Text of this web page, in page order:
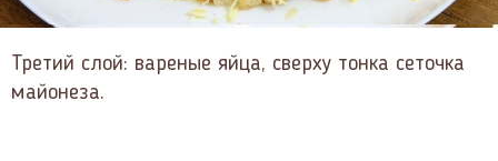
Третий слой: вареные яйца, сверху тонка сеточка
майонеза.